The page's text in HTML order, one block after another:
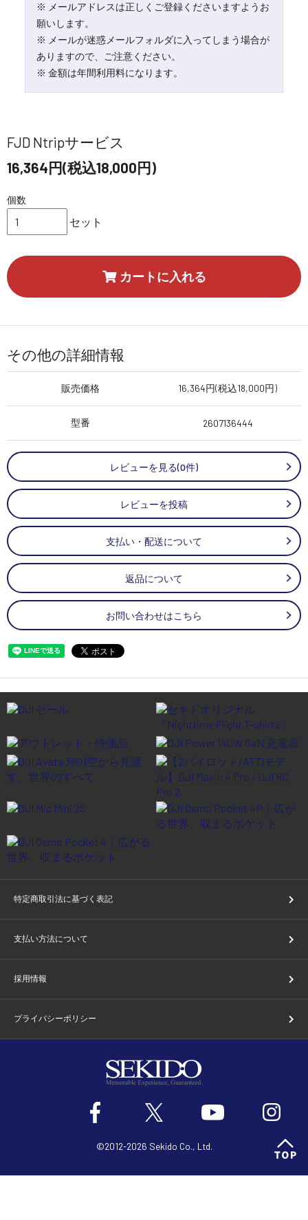
※ メールアドレスは正しくご登録くださいますようお
願いします。
※ メールが迷惑メールフォルダに入ってしまう場合が
ありますので、ご注意ください。
※ 金額は年間利用料になります。
FJD Ntripサービス
16,364円(税込18,000円)
個数
セット
カートに入れる
その他の詳細情報
販売価格 16,364円(税込18,000円)
型番 2607136444
レビューを見る(0件)
レビューを投稿
支払い・配送について
返品について
お問い合わせはこちら
特定商取引法に基づく表記
支払い方法について
採用情報
プライバシーポリシー
©2012-2026 Sekido Co., Ltd.